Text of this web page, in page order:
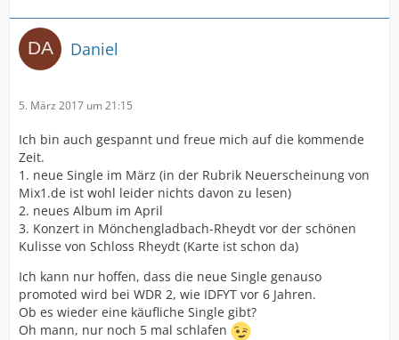
Daniel
5. März 2017 um 21:15
Ich bin auch gespannt und freue mich auf die kommende
Zeit.
1. neue Single im März (in der Rubrik Neuerscheinung von
Mix1.de ist wohl leider nichts davon zu lesen)
2. neues Album im April
3. Konzert in Mönchengladbach-Rheydt vor der schönen
Kulisse von Schloss Rheydt (Karte ist schon da)
Ich kann nur hoffen, dass die neue Single genauso
promoted wird bei WDR 2, wie IDFYT vor 6 Jahren.
Ob es wieder eine käufliche Single gibt?
Oh mann, nur noch 5 mal schlafen